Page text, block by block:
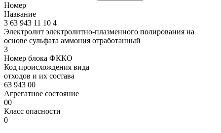
Номер
Название
3 63 943 11 10 4
Электролит электролитно-плазменного полирования на
основе сульфата аммония отработанный
3
Номер блока ФККО
Код происхождения вида
отходов и их состава
63 943 00
Агрегатное состояние
00
Класс опасности
0